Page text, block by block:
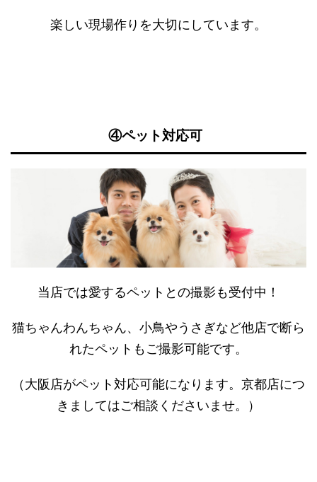
楽しい現場作りを大切にしています。
④ペット対応可
当店では愛するペットとの撮影も受付中！
猫ちゃんわんちゃん、小鳥やうさぎなど他店で断ら
れたペットもご撮影可能です。
（大阪店がペット対応可能になります。京都店につ
きましてはご相談くださいませ。）